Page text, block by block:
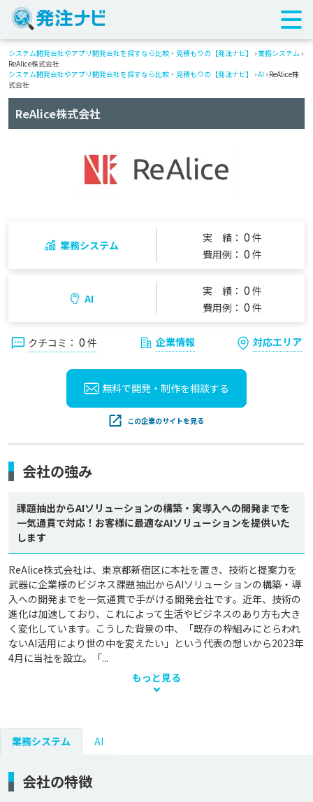
システム開発会社やアプリ開発会社を探すなら比較・見積もりの【発注ナビ】 › 業務システム ›
ReAlice株式会社
システム開発会社やアプリ開発会社を探すなら比較・見積もりの【発注ナビ】
›AI › ReAlice株
式会社
ReAlice株式会社
業務システム
実 績： 0 件
費用例： 0 件
AI
実 績： 0 件
費用例： 0 件
クチコミ： 0 件 企業情報 対応エリア
無料で開発・制作を相談する
この企業のサイトを見る
会社の強み
課題抽出からAIソリューションの構築・実導入への開発までを
一気通貫で対応！お客様に最適なAIソリューションを提供いた
します
ReAlice株式会社は、東京都新宿区に本社を置き、技術と提案力を
武器に企業様のビジネス課題抽出からAIソリューションの構築・導
入への開発までを一気通貫で手がける開発会社です。近年、技術の
進化は加速しており、これによって生活やビジネスのあり方も大き
く変化しています。こうした背景の中、「既存の枠組みにとらわれ
ないAI活用により世の中を変えたい」という代表の想いから2023年
4月に当社を設立。「...
もっと見る
業務システム AI
会社の特徴